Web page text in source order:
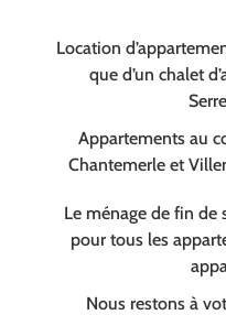
Location
que d’un chalet
Appartements au
Chantemerle et
Le ménage de fin de
pour tous les
Nous restons à